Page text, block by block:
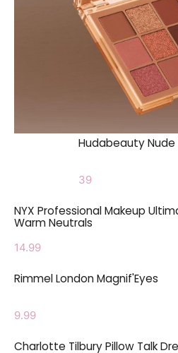
Hudabeauty Nude
39
NYX Professional Makeup
Warm Neutrals
14.99
Rimmel London Magnif'Eyes
9.99
Charlotte Tilbury Pillow Talk